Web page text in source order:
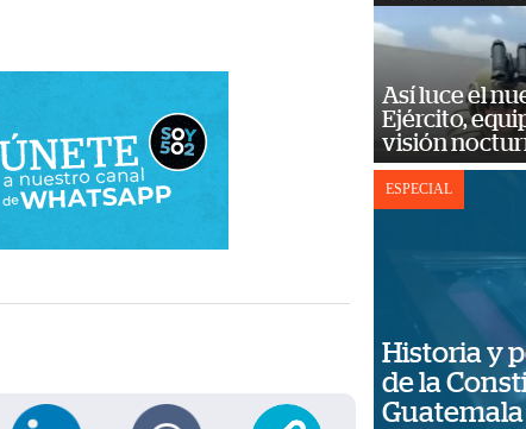
Así luce el
Ejército,
visión
ESPECIAL
Historia y
de la
Guatemala